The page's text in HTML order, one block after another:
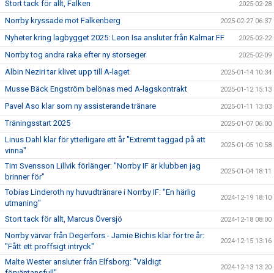
Stort tack för allt, Falken 2025-02-28
Norrby kryssade mot Falkenberg 2025-02-27 06:37
Nyheter kring lagbygget 2025: Leon Isa ansluter från Kalmar FF 2025-02-22
Norrby tog andra raka efter ny storseger 2025-02-09
Albin Neziri tar klivet upp till A-laget 2025-01-14 10:34
Musse Bäck Engström belönas med A-lagskontrakt 2025-01-12 15:13
Pavel Aso klar som ny assisterande tränare 2025-01-11 13:03
Träningsstart 2025 2025-01-07 06:00
Linus Dahl klar för ytterligare ett år "Extremt taggad på att
vinna"
2025-01-05 10:58
Tim Svensson Lillvik förlänger: "Norrby IF är klubben jag
brinner för"
2025-01-04 18:11
Tobias Linderoth ny huvudtränare i Norrby IF: "En härlig
utmaning"
2024-12-19 18:10
Stort tack för allt, Marcus Översjö 2024-12-18 08:00
Norrby värvar från Degerfors - Jamie Bichis klar för tre år:
"Fått ett proffsigt intryck"
2024-12-15 13:16
Malte Wester ansluter från Elfsborg: "Väldigt
2024-12-13 13:20